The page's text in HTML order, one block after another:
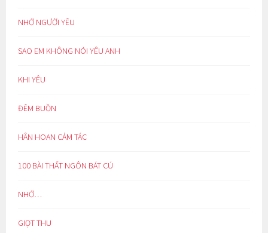
NHỚ NGƯỜI YÊU
SAO EM KHÔNG NÓI YÊU ANH
KHI YÊU
ĐÊM BUỒN
HÂN HOAN CẢM TÁC
100 BÀI THẤT NGÔN BÁT CÚ
NHỚ…
GIỌT THU